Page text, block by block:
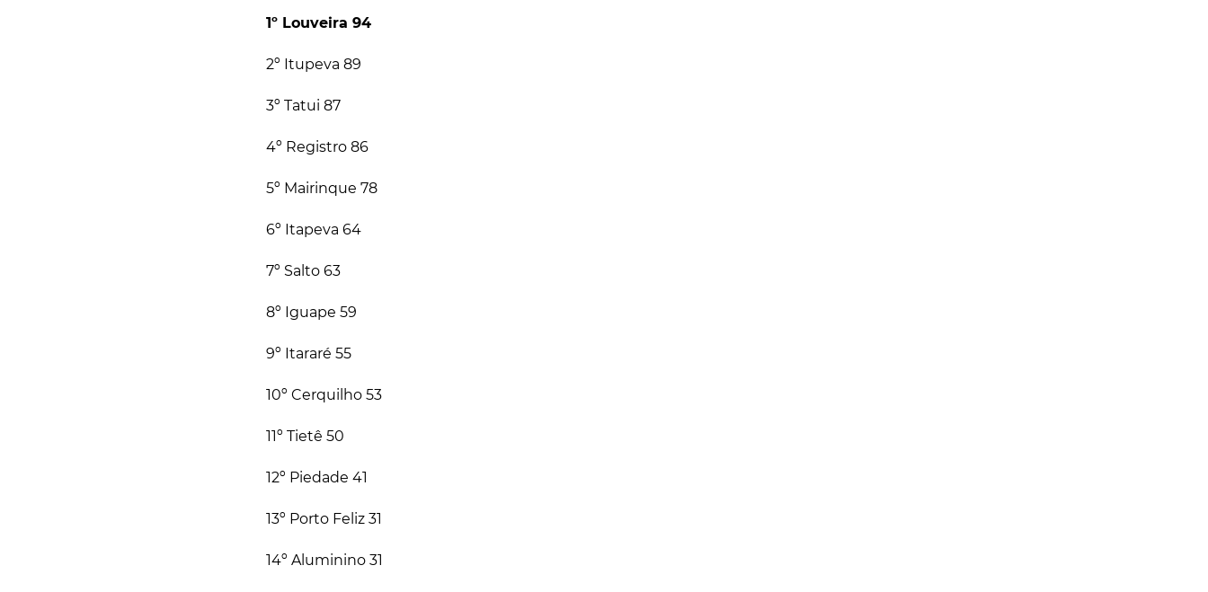
1º Louveira 94
2º Itupeva 89
3º Tatui 87
4º Registro 86
5º Mairinque 78
6º Itapeva 64
7º Salto 63
8º Iguape 59
9º Itararé 55
10º Cerquilho 53
11º Tietê 50
12º Piedade 41
13º Porto Feliz 31
14º Aluminino 31